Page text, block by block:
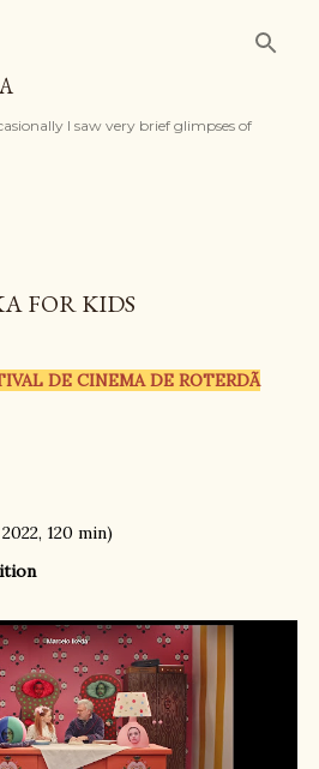
I saw very brief glimpses of
FOR KIDS
DE CINEMA DE ROTERDÃ
120 min)